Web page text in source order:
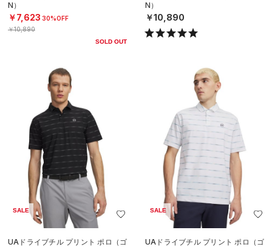
N）
￥7,623 30%OFF
￥10,890
SOLD OUT
N）
￥10,890
SALE
UAドライブチル プリント ポロ（ゴ
SALE
UAドライブチル プリント ポロ（ゴ